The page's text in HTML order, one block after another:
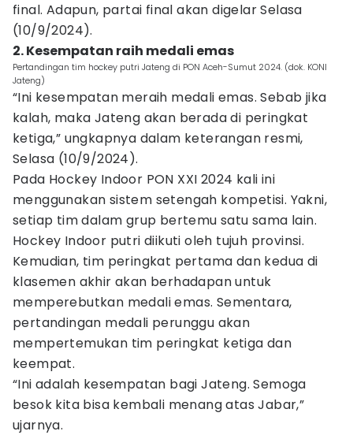
final. Adapun, partai final akan digelar Selasa
(10/9/2024).
2. Kesempatan raih medali emas
Pertandingan tim hockey putri Jateng di PON Aceh-Sumut 2024. (dok. KONI
Jateng)
“Ini kesempatan meraih medali emas. Sebab jika
kalah, maka Jateng akan berada di peringkat
ketiga,” ungkapnya dalam keterangan resmi,
Selasa (10/9/2024).
Pada Hockey Indoor PON XXI 2024 kali ini
menggunakan sistem setengah kompetisi. Yakni,
setiap tim dalam grup bertemu satu sama lain.
Hockey Indoor putri diikuti oleh tujuh provinsi.
Kemudian, tim peringkat pertama dan kedua di
klasemen akhir akan berhadapan untuk
memperebutkan medali emas. Sementara,
pertandingan medali perunggu akan
mempertemukan tim peringkat ketiga dan
keempat.
“Ini adalah kesempatan bagi Jateng. Semoga
besok kita bisa kembali menang atas Jabar,”
ujarnya.